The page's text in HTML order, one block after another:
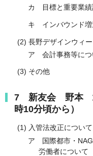
カ 目標と重要業績
キ インバウンド増
(2) 長野デザインウィ
ア 会計事務等につ
(3) その他
7 新友会 野本
時10分頃から）
(1) 入管法改正について
ア 国際都市・
労働者について